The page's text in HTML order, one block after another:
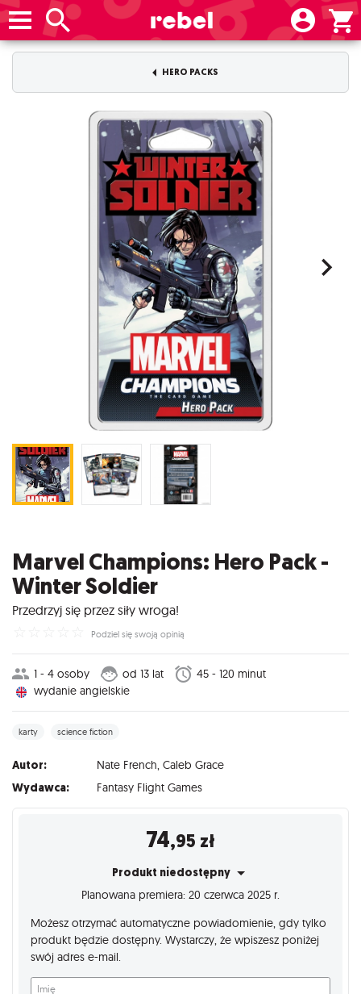
HERO PACKS
Marvel Champions: Hero Pack -
Winter Soldier
Przedrzyj się przez siły wroga!
Podziel się swoją opinią
1 - 4 osoby od 13 lat
45 - 120 minut
wydanie angielskie
karty science fiction
Autor: Nate French, Caleb Grace
Wydawca: Fantasy Flight Games
74,95 zł
Produkt niedostępny
Planowana premiera: 20 czerwca 2025 r.
Możesz otrzymać automatyczne powiadomienie, gdy tylko
produkt będzie dostępny. Wystarczy, że wpiszesz poniżej
swój adres e-mail.
Imię